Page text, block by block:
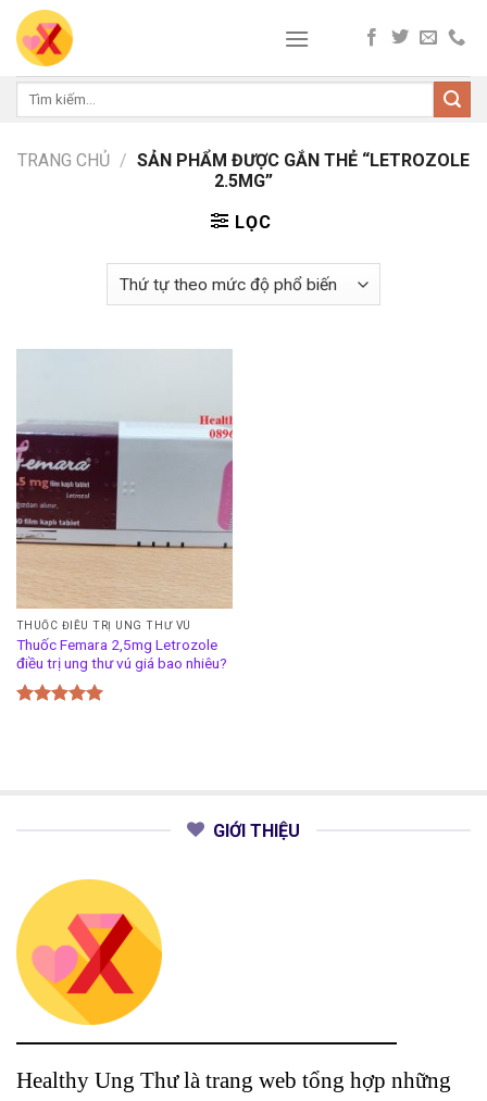
Skip
content
Tìm
TRANG CHỦ / SẢN PHẨM ĐƯỢC GẮN THẺ “LETROZOLE
2.5MG”
LỌC
THUỐC ĐIỀU TRỊ UNG THƯ VÚ
Thuốc Femara 2,5mg Letrozole
điều trị ung thư vú giá bao nhiêu?
GIỚI THIỆU
Healthy Ung Thư là trang web tổng hợp những